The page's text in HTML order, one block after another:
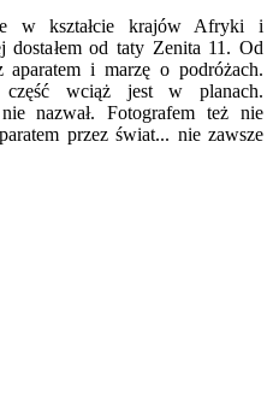
w kształcie krajów Afryki i
dostałem od taty Zenita 11. Od
i marzę o podróżach.
część wciąż jest w planach.
nazwał. Fotografem też nie
przez świat... nie zawsze